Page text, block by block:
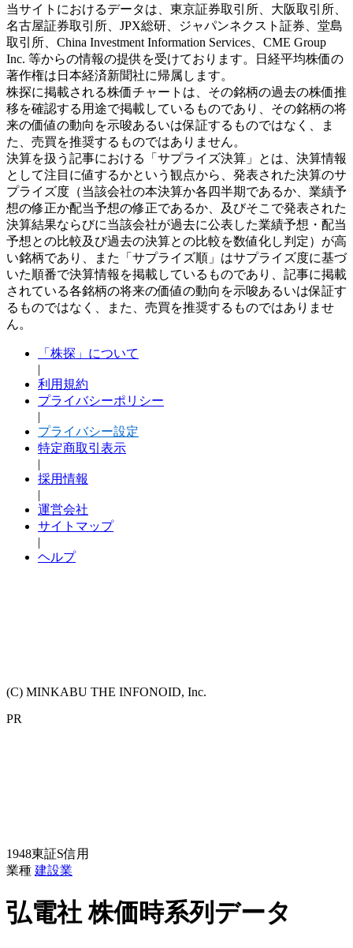
当サイトにおけるデータは、東京証券取引所、大阪取引所、
名古屋証券取引所、JPX総研、ジャパンネクスト証券、堂島
取引所、China Investment Information Services、CME Group
Inc. 等からの情報の提供を受けております。日経平均株価の
著作権は日本経済新聞社に帰属します。
株探に掲載される株価チャートは、その銘柄の過去の株価推
移を確認する用途で掲載しているものであり、その銘柄の将
来の価値の動向を示唆あるいは保証するものではなく、ま
た、売買を推奨するものではありません。
決算を扱う記事における「サプライズ決算」とは、決算情報
として注目に値するかという観点から、発表された決算のサ
プライズ度（当該会社の本決算か各四半期であるか、業績予
想の修正か配当予想の修正であるか、及びそこで発表された
決算結果ならびに当該会社が過去に公表した業績予想・配当
予想との比較及び過去の決算との比較を数値化し判定）が高
い銘柄であり、また「サプライズ順」はサプライズ度に基づ
いた順番で決算情報を掲載しているものであり、記事に掲載
されている各銘柄の将来の価値の動向を示唆あるいは保証す
るものではなく、また、売買を推奨するものではありませ
ん。
「株探」について
|
利用規約
プライバシーポリシー
|
プライバシー設定
特定商取引表示
|
採用情報
|
運営会社
サイトマップ
|
ヘルプ
(C) MINKABU THE INFONOID, Inc.
PR
1948東証S信用
業種 建設業
弘電社株価時系列データ